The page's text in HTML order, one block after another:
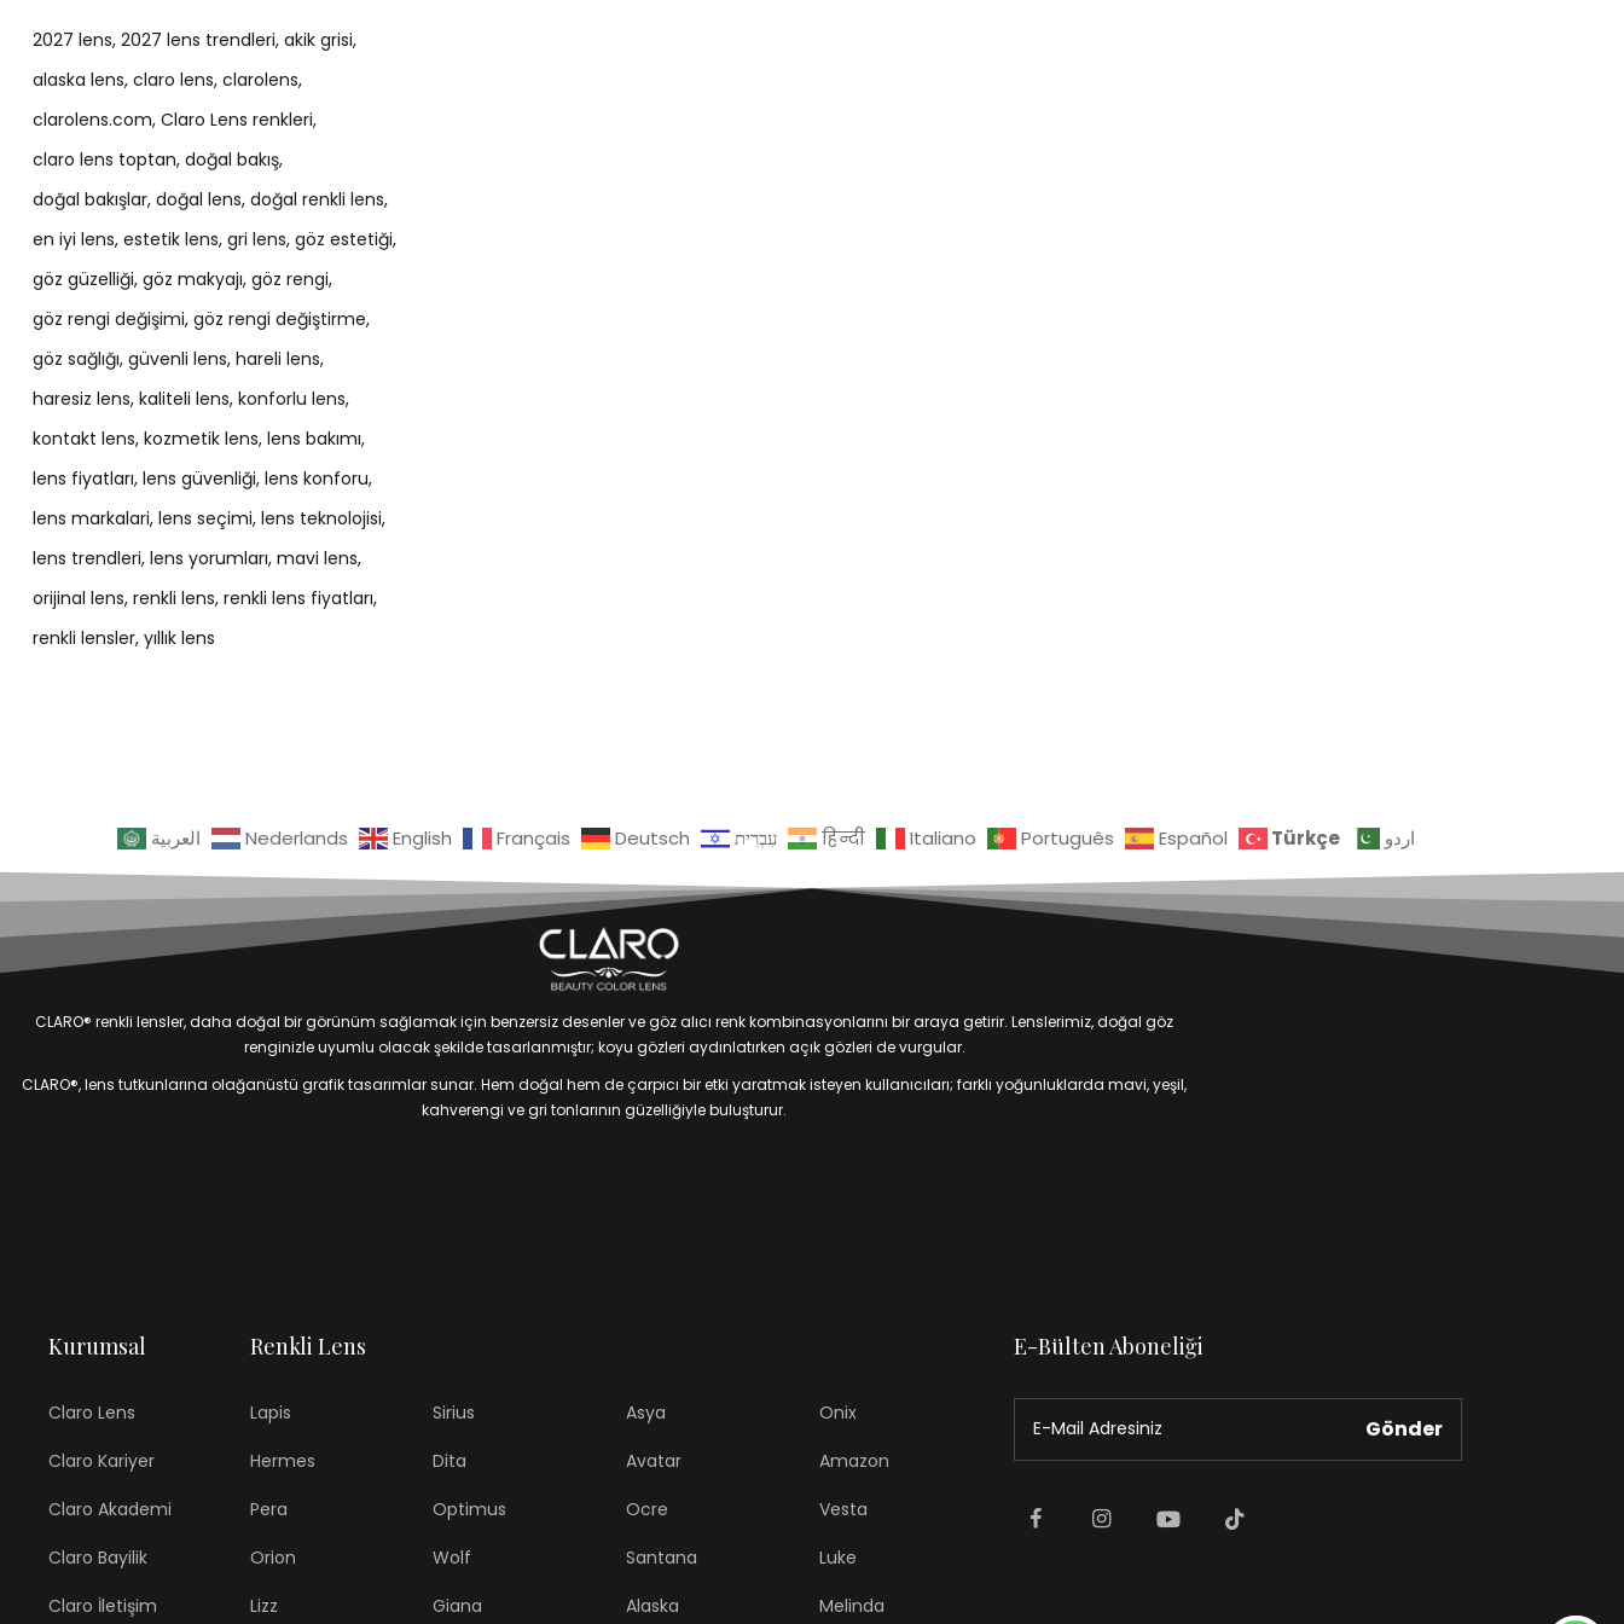
2027 lens 2027 lens trendleri akik grisi
alaska lens claro lens clarolens
clarolens.com Claro Lens renkleri
claro lens toptan doğal bakış
doğal bakışlar doğal lens doğal renkli lens
en iyi lens estetik lens gri lens göz estetiği
göz güzelliği göz makyajı göz rengi
göz rengi değişimi göz rengi değiştirme
göz sağlığı güvenli lens hareli lens
haresiz lens kaliteli lens konforlu lens
kontakt lens kozmetik lens lens bakımı
lens fiyatları lens güvenliği lens konforu
lens markalari lens seçimi lens teknolojisi
lens trendleri lens yorumları mavi lens
orijinal lens renkli lens renkli lens fiyatları
renkli lensler yıllık lens
العربية Nederlands English Français Deutsch עִבְרִית हिन्दी Italiano Português Español Türkçe اردو
CLARO® renkli lensler, daha doğal bir görünüm sağlamak için benzersiz desenler ve göz alıcı renk kombinasyonlarını bir araya getirir. Lenslerimiz, doğal göz
renginizle uyumlu olacak şekilde tasarlanmıştır; koyu gözleri aydınlatırken açık gözleri de vurgular.
CLARO®, lens tutkunlarına olağanüstü grafik tasarımlar sunar. Hem doğal hem de çarpıcı bir etki yaratmak isteyen kullanıcıları; farklı yoğunluklarda mavi, yeşil,
kahverengi ve gri tonlarının güzelliğiyle buluşturur.
Kurumsal
Claro Lens
Claro Kariyer
Claro Akademi
Claro Bayilik
Claro İletişim
Renkli Lens
Lapis
Hermes
Pera
Orion
Lizz
Sirius
Dita
Optimus
Wolf
Giana
Asya
Avatar
Ocre
Santana
Alaska
Onix
Amazon
Vesta
Luke
Melinda
E-Bülten Aboneliği
Gönder